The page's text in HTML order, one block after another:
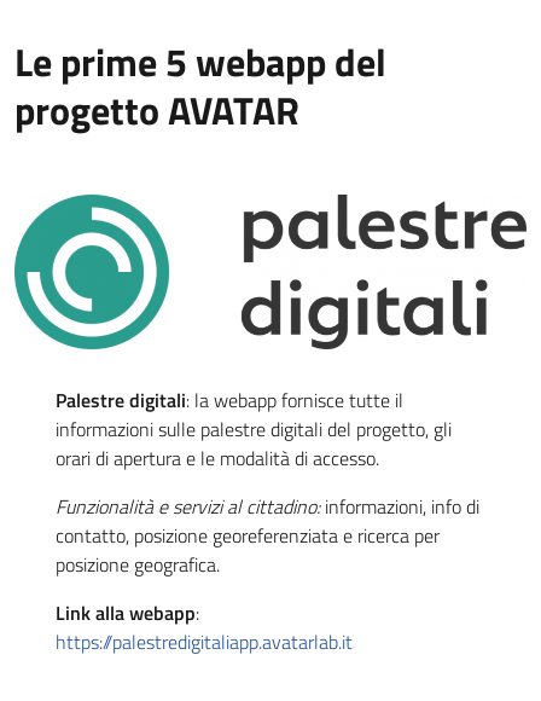
Le prime 5 webapp del
progetto AVATAR
Palestre digitali: la webapp fornisce tutte il
informazioni sulle palestre digitali del progetto, gli
orari di apertura e le modalità di accesso.
Funzionalità e servizi al cittadino:informazioni, info di
contatto, posizione georeferenziata e ricerca per
posizione geografica.
Link alla webapp:
https://palestredigitaliapp.avatarlab.it